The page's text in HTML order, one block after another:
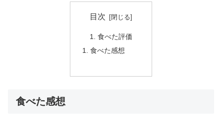
目次
食べた評価
食べた感想
食べた感想